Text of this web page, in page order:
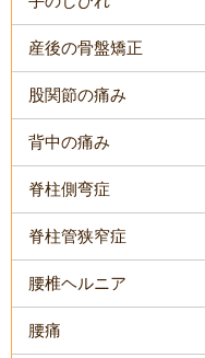
産後の骨盤矯正
股関節の痛み
背中の痛み
脊柱側弯症
脊柱管狭窄症
腰椎ヘルニア
腰痛